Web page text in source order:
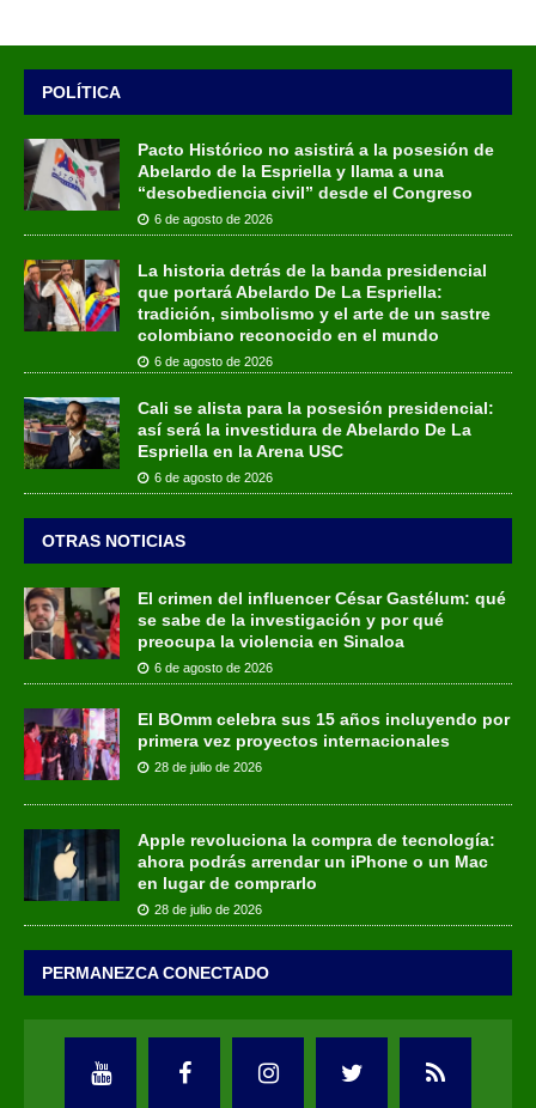
POLÍTICA
Pacto Histórico no asistirá a la posesión de
Abelardo de la Espriella y llama a una
“desobediencia civil” desde el Congreso
6 de agosto de 2026
La historia detrás de la banda presidencial
que portará Abelardo De La Espriella:
tradición, simbolismo y el arte de un sastre
colombiano reconocido en el mundo
6 de agosto de 2026
Cali se alista para la posesión presidencial:
así será la investidura de Abelardo De La
Espriella en la Arena USC
6 de agosto de 2026
OTRAS NOTICIAS
El crimen del influencer César Gastélum: qué
se sabe de la investigación y por qué
preocupa la violencia en Sinaloa
6 de agosto de 2026
El BOmm celebra sus 15 años incluyendo por
primera vez proyectos internacionales
28 de julio de 2026
Apple revoluciona la compra de tecnología:
ahora podrás arrendar un iPhone o un Mac
en lugar de comprarlo
28 de julio de 2026
PERMANEZCA CONECTADO